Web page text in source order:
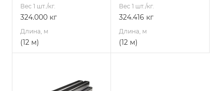
Вес 1 шт./кг.
324.000 кг
Длина, м
(12 м)
Вес 1 шт./кг.
324.416 кг
Длина, м
(12 м)